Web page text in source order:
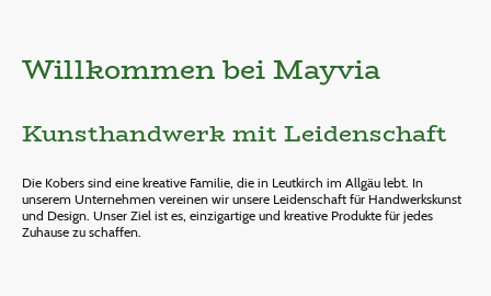
Willkommen bei Mayvia
Kunsthandwerk mit Leidenschaft
Die Kobers sind eine kreative Familie, die in Leutkirch im Allgäu lebt. In
unserem Unternehmen vereinen wir unsere Leidenschaft für Handwerkskunst
und Design. Unser Ziel ist es, einzigartige und kreative Produkte für jedes
Zuhause zu schaffen.